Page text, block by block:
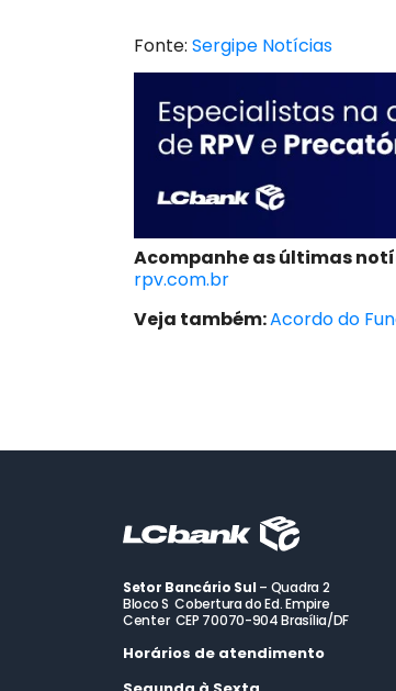
Fonte: Sergipe Notícias
Acompanhe as últimas
rpv.com.br
Veja também:Acordo do
Setor Bancário Sul – Quadra 2
Bloco S Cobertura do Ed. Empire
Center CEP 70070-904 Brasília/DF
Horários de atendimento